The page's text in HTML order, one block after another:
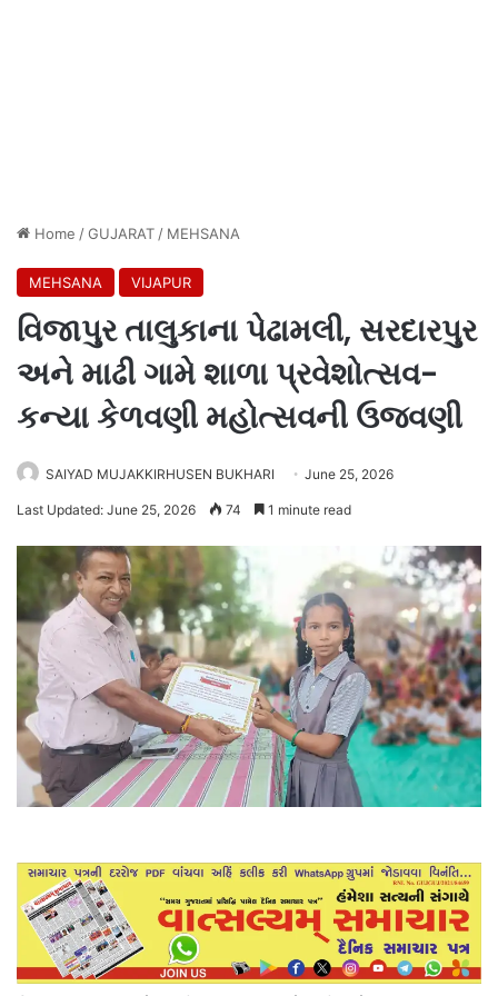
Home /GUJARAT / MEHSANA
MEHSANA VIJAPUR
વિજાપુર તાલુકાના પેઢામલી, સરદારપુર
અને માઢી ગામે શાળા પ્રવેશોત્સવ-
કન્યા કેળવણી મહોત્સવની ઉજવણી
SAIYAD MUJAKKIRHUSEN BUKHARI June 25, 2026
Last Updated: June 25, 2026 74 1 minute read